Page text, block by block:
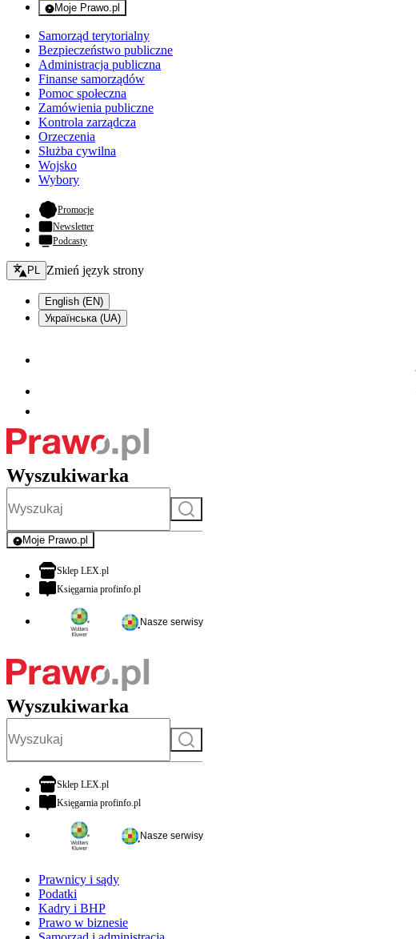
Moje Prawo.pl
- rejestracja i logowanie do serwisu
Samorząd terytorialny
Bezpieczeństwo publiczne
Administracja publiczna
Finanse samorządów
Pomoc społeczna
Zamówienia publiczne
Kontrola zarządcza
Orzeczenia
Służba cywilna
Wojsko
Wybory
Promocje- otwiera się w nowej karcie
Newsletter
Podcasty
Zmień język - bieżący:
PL Zmień język strony
English (EN)
Українська (UA)
Wyszukiwarka
Szukaj
Moje Prawo.pl
- rejestracja i logowanie do serwisu
Sklep LEX.plotwiera się w nowej karcie
Księgarnia profinfo.plotwiera się w nowej karcie
Nasze serwisy
Wyszukiwarka
Szukaj
Sklep LEX.plotwiera się w nowej karcie
Księgarnia profinfo.plotwiera się w nowej karcie
Nasze serwisy
Prawnicy i sądy
Podatki
Kadry i BHP
Prawo w biznesie